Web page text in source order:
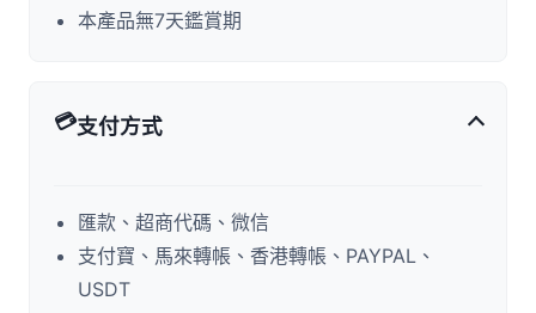
本產品無7天鑑賞期
💳支付方式
匯款、超商代碼、微信
支付寶、馬來轉帳、香港轉帳、PAYPAL、
USDT